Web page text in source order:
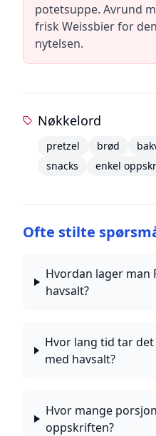
potetsuppe. Avrund
frisk Weissbier for
nytelsen.
Nøkkelord
pretzel brød
snacks
enkel
Ofte stilte
Hvordan lager man
havsalt?
Hvor lang tid tar
med havsalt?
Hvor mange
oppskriften?